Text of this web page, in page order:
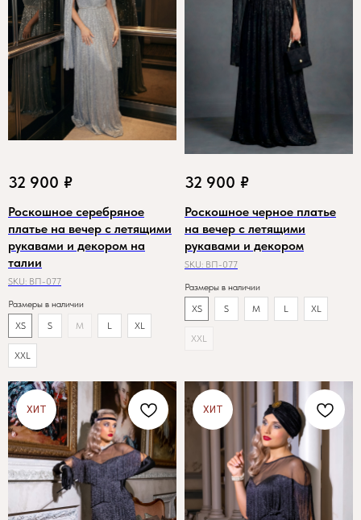
32 900 ₽
Роскошное серебряное
платье на вечер с летящими
рукавами и декором на
талии
SKU: ВП-077
Размеры в наличии
XS
S M L XL
XXL
32 900 ₽
Роскошное черное платье
на вечер с летящими
рукавами и декором
SKU: ВП-077
Размеры в наличии
XS
S M L XL
XXL
ХИТ ХИТ